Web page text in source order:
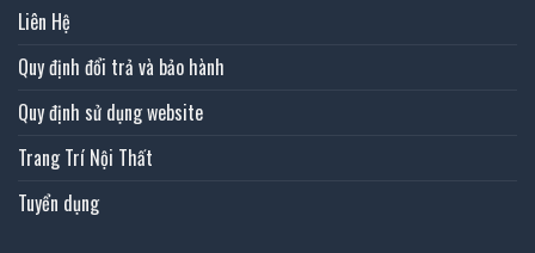
Liên Hệ
Quy định đổi trả và bảo hành
Quy định sử dụng website
Trang Trí Nội Thất
Tuyển dụng